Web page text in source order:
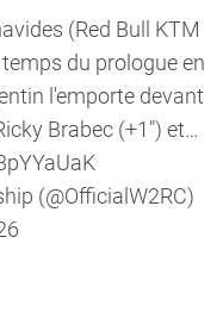
(Red Bull KTM
du prologue en
l'emporte devant
Brabec (+1") et…
(@OfficialW2RC)